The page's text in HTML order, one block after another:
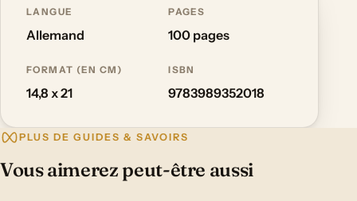
LANGUE
Allemand
PAGES
100 pages
FORMAT (EN CM)
14,8 x 21
ISBN
9783989352018
PLUS DE GUIDES & SAVOIRS
Vous aimerez peut-être aussi